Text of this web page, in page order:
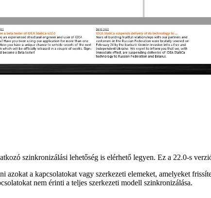
szinkronizálási lehetőség is elérhető legyen. Ez a 22.0-s
a kapcsolatokat vagy szerkezeti elemeket, amelyeket
nem érinti a teljes szerkezeti modell szinkronizálása.